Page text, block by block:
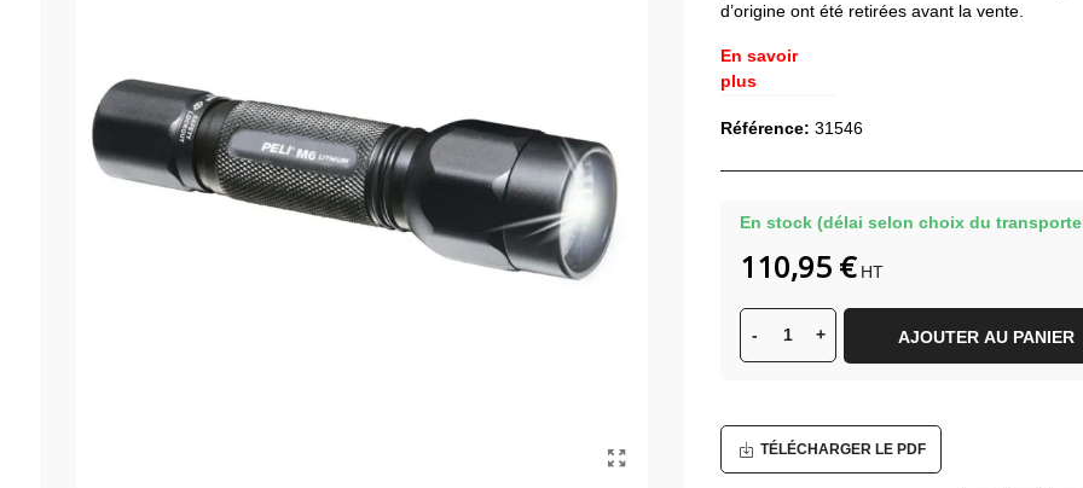
d’origine ont été retirées avant la vente.
En savoir
plus
Référence: 31546
En stock (délai selon choix du
- + AJOUTER AU PANIER
110,95 € HT
TÉLÉCHARGER LE PDF